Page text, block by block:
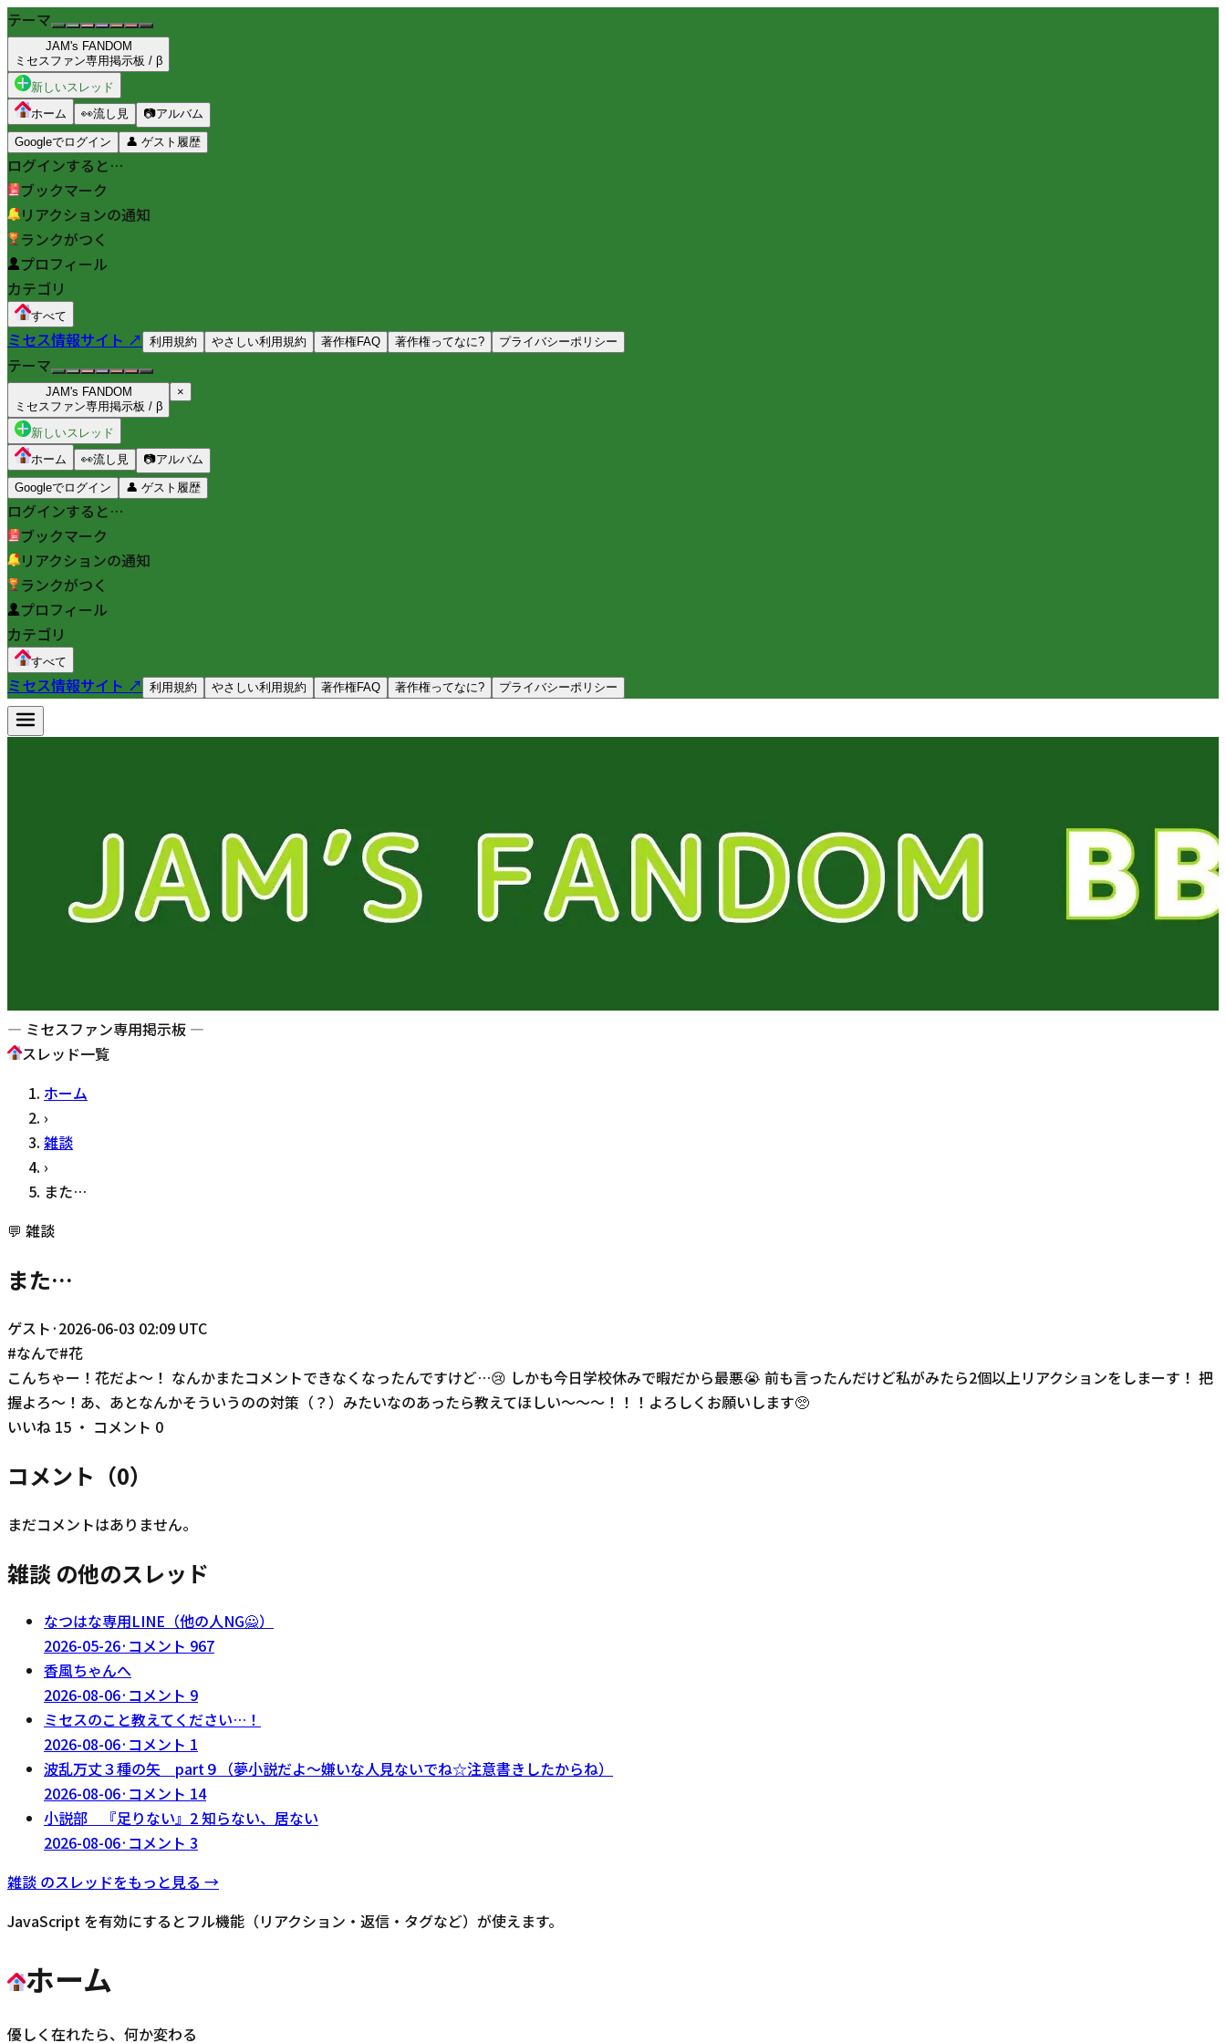
テーマ
JAM's FANDOM
ミセスファン専用掲示板 / β
新しいスレッド
ホーム
👀流し見 📷アルバム
Googleでログイン 👤 ゲスト履歴
ログインすると…
ブックマーク
リアクションの通知
ランクがつく
プロフィール
カテゴリ
すべて
ミセス情報サイト ↗ 利用規約 やさしい利用規約 著作権FAQ 著作権ってなに? プライバシーポリシー
テーマ
JAM's FANDOM
ミセスファン専用掲示板 / β
×
新しいスレッド
ホーム
👀流し見 📷アルバム
Googleでログイン 👤 ゲスト履歴
ログインすると…
ブックマーク
リアクションの通知
ランクがつく
プロフィール
カテゴリ
すべて
ミセス情報サイト ↗ 利用規約 やさしい利用規約 著作権FAQ 著作権ってなに? プライバシーポリシー
— ミセスファン専用掲示板 —
スレッド一覧
ホーム
›
雑談
›
また…
💬 雑談
また…
ゲスト ·2026-06-03 02:09 UTC
#なんで#花
こんちゃー！花だよ〜！ なんかまたコメントできなくなったんですけど…😢 しかも今日学校休みで暇だから最悪😭 前も言ったんだけど私がみたら2個以上リアクションをしまーす！ 把
握よろ〜！あ、あとなんかそういうのの対策（？）みたいなのあったら教えてほしい〜〜〜！！！よろしくお願いします🥺
いいね 15 ・ コメント 0
コメント（0）
まだコメントはありません。
雑談 の他のスレッド
なつはな専用LINE（他の人NG🙅）
2026-05-26· コメント 967
香風ちゃんへ
2026-08-06· コメント 9
ミセスのこと教えてください…！
2026-08-06· コメント 1
波乱万丈３種の矢 part９（夢小説だよ～嫌いな人見ないでね☆注意書きしたからね）
2026-08-06· コメント 14
小説部 『足りない』2 知らない、居ない
2026-08-06· コメント 3
雑談 のスレッドをもっと見る →
JavaScript を有効にするとフル機能（リアクション・返信・タグなど）が使えます。
ホーム
優しく在れたら、何か変わる